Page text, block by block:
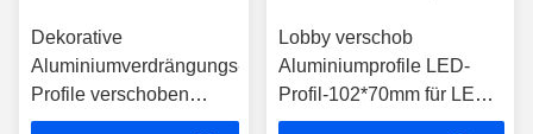
Dekorative
Aluminiumverdrängungs-
Profile verschoben
80*80mm, die für LED-
Lobby verschob
Aluminiumprofile LED-
Profil-102*70mm für LED-
Band